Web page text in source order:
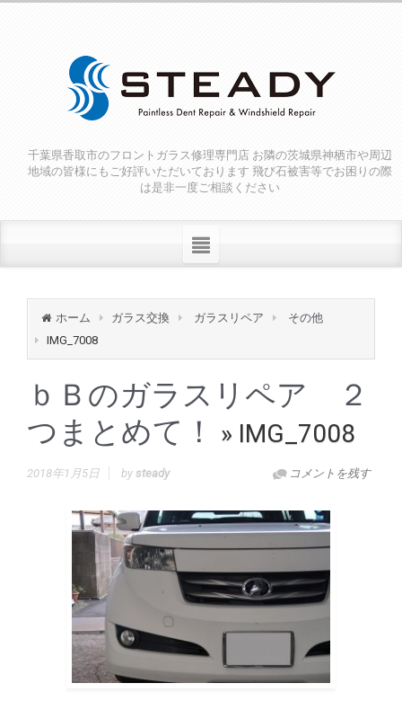
千葉県香取市のフロントガラス修理専門店 お隣の茨城県神栖市や周辺
地域の皆様にもご好評いただいております 飛び石被害等でお困りの際
は是非一度ご相談ください
ホーム ガラス交換 ガラスリペア
その他
IMG_7008
ｂＢのガラスリペア ２
つまとめて！
» IMG_7008
2018年1月5日 コメントを残す
by steady